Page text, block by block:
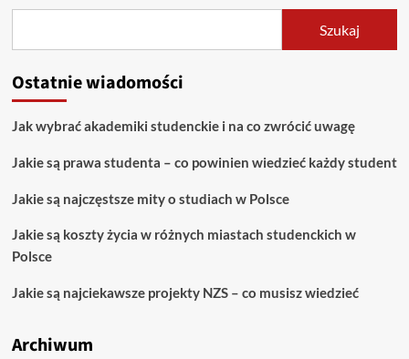
pedagogika
Szukaj
Ostatnie wiadomości
Jak wybrać akademiki studenckie i na co zwrócić uwagę
Jakie są prawa studenta – co powinien wiedzieć każdy student
Jakie są najczęstsze mity o studiach w Polsce
Jakie są koszty życia w różnych miastach studenckich w
Polsce
Jakie są najciekawsze projekty NZS – co musisz wiedzieć
Archiwum